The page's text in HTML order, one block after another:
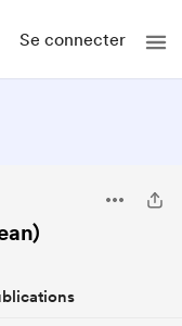
Se connecter